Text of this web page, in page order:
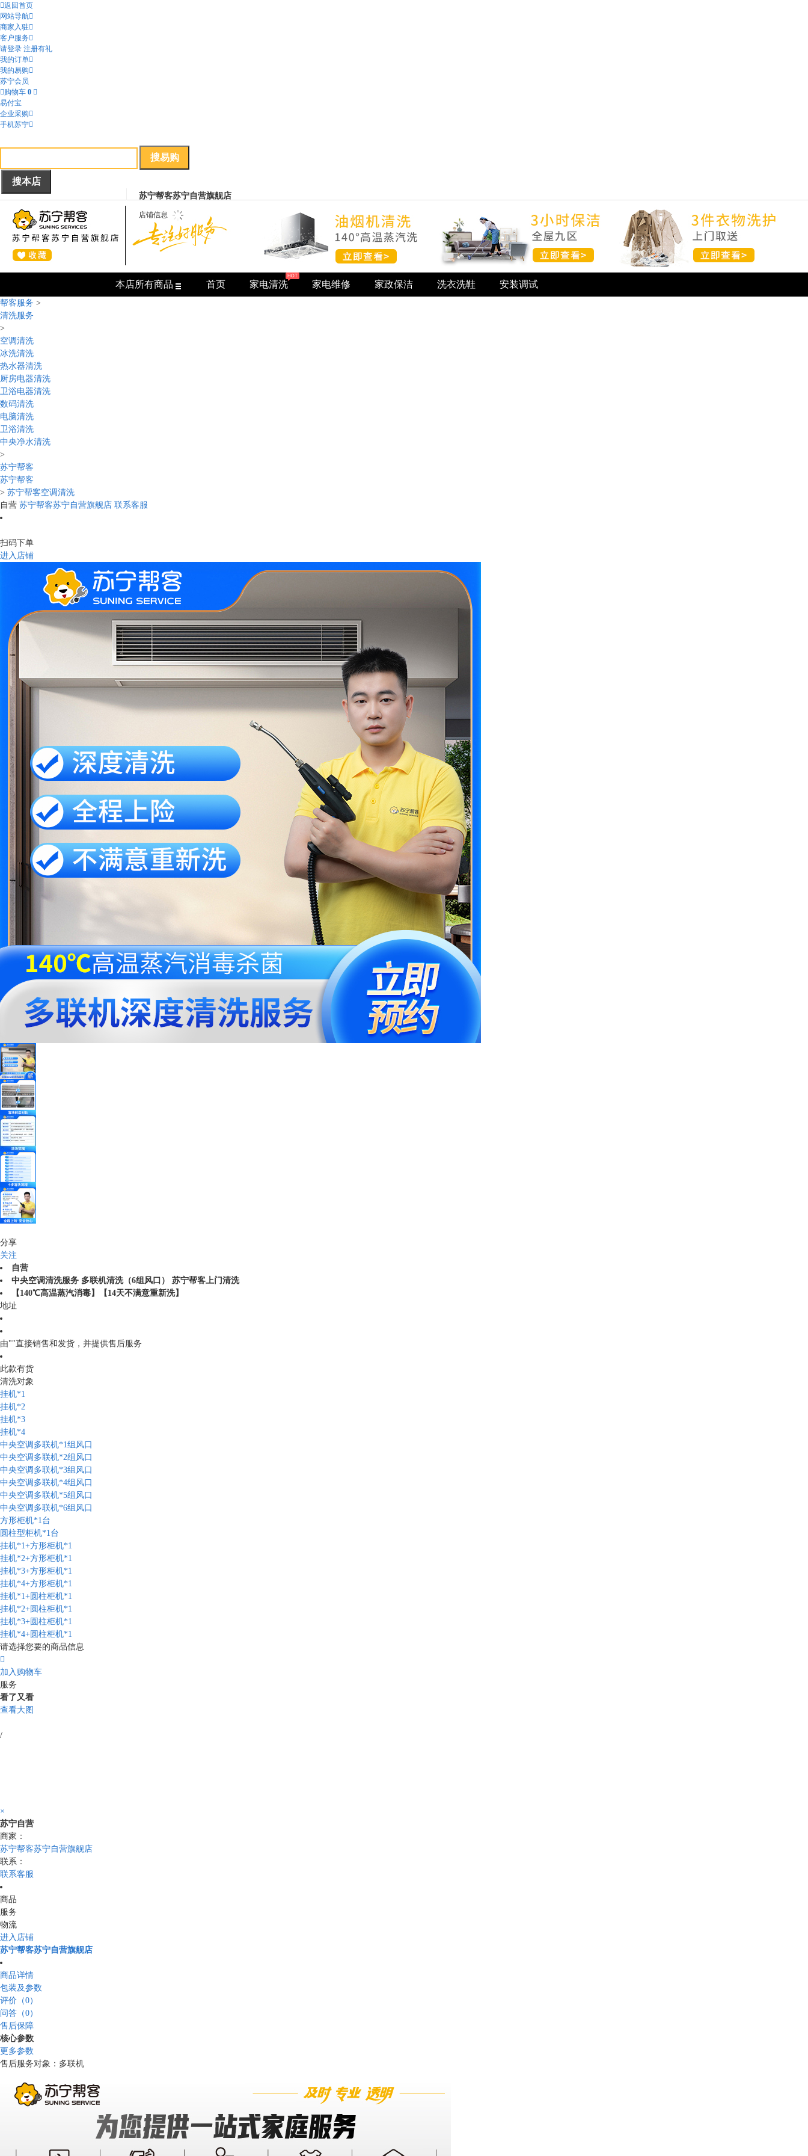
返回首页
网站导航
商家入驻
客户服务
请登录 注册有礼
我的订单
我的易购
苏宁会员
购物车 0 
易付宝
企业采购
手机苏宁
苏宁帮客苏宁自营旗舰店
店铺信息
本店所有商品 首页 家电清洗 家电维修 家政保洁 洗衣洗鞋 安装调试
帮客服务 >
清洗服务
>
空调清洗
冰洗清洗
热水器清洗
厨房电器清洗
卫浴电器清洗
数码清洗
电脑清洗
卫浴清洗
中央净水清洗
>
苏宁帮客
苏宁帮客
> 苏宁帮客空调清洗
自营 苏宁帮客苏宁自营旗舰店 联系客服
扫码下单
进入店铺
分享
关注
自营
中央空调清洗服务 多联机清洗（6组风口） 苏宁帮客上门清洗
【140℃高温蒸汽消毒】【14天不满意重新洗】
地址
由""直接销售和发货，并提供售后服务
此款有货
清洗对象
挂机*1
挂机*2
挂机*3
挂机*4
中央空调多联机*1组风口
中央空调多联机*2组风口
中央空调多联机*3组风口
中央空调多联机*4组风口
中央空调多联机*5组风口
中央空调多联机*6组风口
方形柜机*1台
圆柱型柜机*1台
挂机*1+方形柜机*1
挂机*2+方形柜机*1
挂机*3+方形柜机*1
挂机*4+方形柜机*1
挂机*1+圆柱柜机*1
挂机*2+圆柱柜机*1
挂机*3+圆柱柜机*1
挂机*4+圆柱柜机*1
请选择您要的商品信息

加入购物车
服务
看了又看
查看大图
/
×
苏宁自营
商家：
苏宁帮客苏宁自营旗舰店
联系：
联系客服
商品
服务
物流
进入店铺
苏宁帮客苏宁自营旗舰店
商品详情
包装及参数
评价（0）
问答（0）
售后保障
核心参数
更多参数
售后服务对象：多联机